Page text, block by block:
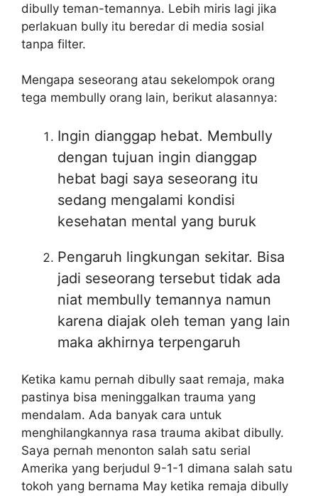
dibully teman-temannya. Lebih miris lagi jika
perlakuan bully itu beredar di media sosial
tanpa filter.
Mengapa seseorang atau sekelompok orang
tega membully orang lain, berikut alasannya:
Ingin dianggap hebat. Membully
dengan tujuan ingin dianggap
hebat bagi saya seseorang itu
sedang mengalami kondisi
kesehatan mental yang buruk
Pengaruh lingkungan sekitar. Bisa
jadi seseorang tersebut tidak ada
niat membully temannya namun
karena diajak oleh teman yang lain
maka akhirnya terpengaruh
Ketika kamu pernah dibully saat remaja, maka
pastinya bisa meninggalkan trauma yang
mendalam. Ada banyak cara untuk
menghilangkannya rasa trauma akibat dibully.
Saya pernah menonton salah satu serial
Amerika yang berjudul 9-1-1 dimana salah satu
tokoh yang bernama May ketika remaja dibully